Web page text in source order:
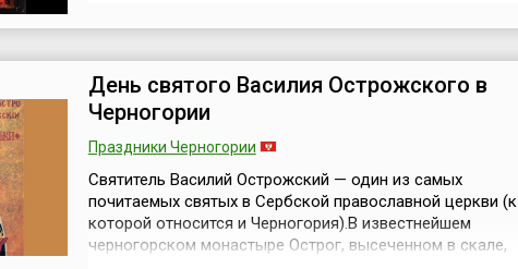
Антипатр, Феостих, Артема, ...
День святого Василия Острожского в
Черногории
Праздники Черногории
Святитель Василий Острожский — один из самых
почитаемых святых в Сербской православной церкви (к
которой относится и Черногория).В известнейшем
черногорском монастыре Острог, высеченном в скале,